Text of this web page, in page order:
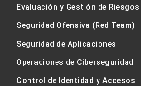
Evaluación y Gestión de Riesgos
Seguridad Ofensiva (Red Team)
Seguridad de Aplicaciones
Operaciones de Ciberseguridad
Control de Identidad y Accesos